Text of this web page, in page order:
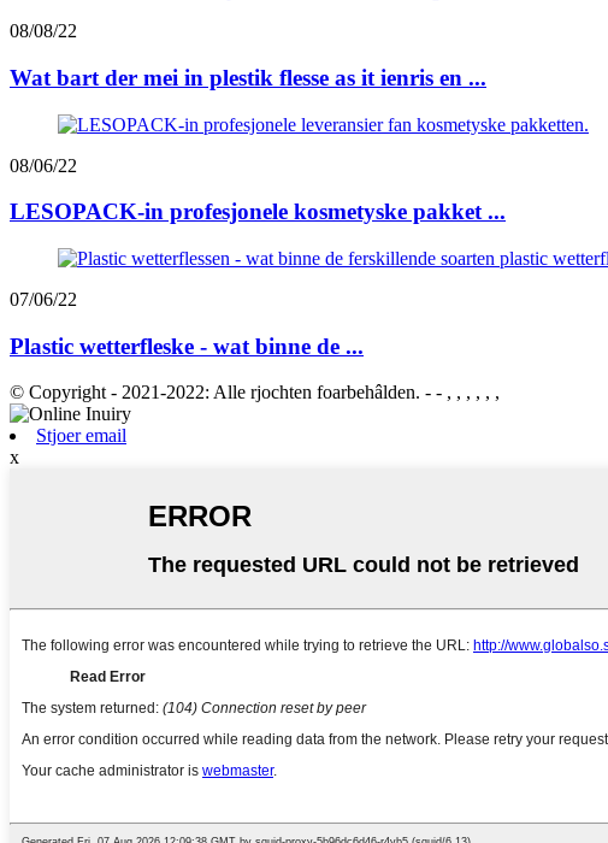
08/08/22
Wat bart der mei in plestik flesse as it ienris en ...
08/06/22
LESOPACK-in profesjonele kosmetyske pakket ...
07/06/22
Plastic wetterfleske - wat binne de ...
© Copyright - 2021-2022: Alle rjochten foarbehâlden. - - , , , , , ,
Stjoer email
x